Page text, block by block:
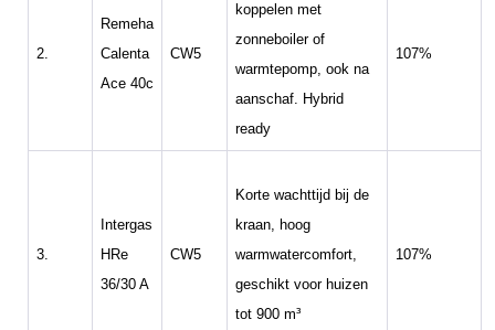
2.
Remeha
Calenta
Ace 40c
CW5
koppelen met
zonneboiler of
warmtepomp, ook na
aanschaf. Hybrid
ready
107%
3.
Intergas
HRe
36/30 A
CW5
Korte wachttijd bij de
kraan, hoog
warmwatercomfort,
geschikt voor huizen
tot 900 m³
107%